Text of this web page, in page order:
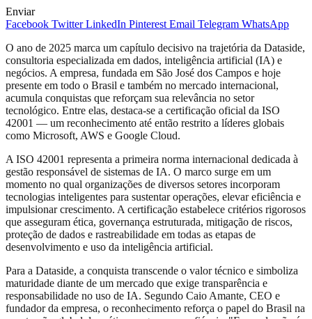
Enviar
Facebook Twitter LinkedIn Pinterest Email Telegram WhatsApp
O ano de 2025 marca um capítulo decisivo na trajetória da Dataside,
consultoria especializada em dados, inteligência artificial (IA) e
negócios. A empresa, fundada em São José dos Campos e hoje
presente em todo o Brasil e também no mercado internacional,
acumula conquistas que reforçam sua relevância no setor
tecnológico. Entre elas, destaca-se a certificação oficial da ISO
42001 — um reconhecimento até então restrito a líderes globais
como Microsoft, AWS e Google Cloud.
A ISO 42001 representa a primeira norma internacional dedicada à
gestão responsável de sistemas de IA. O marco surge em um
momento no qual organizações de diversos setores incorporam
tecnologias inteligentes para sustentar operações, elevar eficiência e
impulsionar crescimento. A certificação estabelece critérios rigorosos
que asseguram ética, governança estruturada, mitigação de riscos,
proteção de dados e rastreabilidade em todas as etapas de
desenvolvimento e uso da inteligência artificial.
Para a Dataside, a conquista transcende o valor técnico e simboliza
maturidade diante de um mercado que exige transparência e
responsabilidade no uso de IA. Segundo Caio Amante, CEO e
fundador da empresa, o reconhecimento reforça o papel do Brasil na